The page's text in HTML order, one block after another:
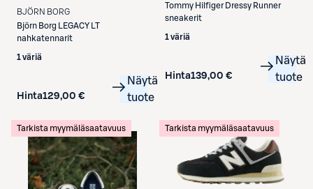
BJÖRN BORG
Björn Borg
LEGACY LT
nahkatennarit
1 väriä
Hinta129,00 €
Näytä
tuote
Tommy Hilfiger Dressy Runner
sneakerit
1 väriä
Hinta139,00 €
Näytä
tuote
Tarkista myymäläsaatavuus Tarkista myymäläsaatavuus